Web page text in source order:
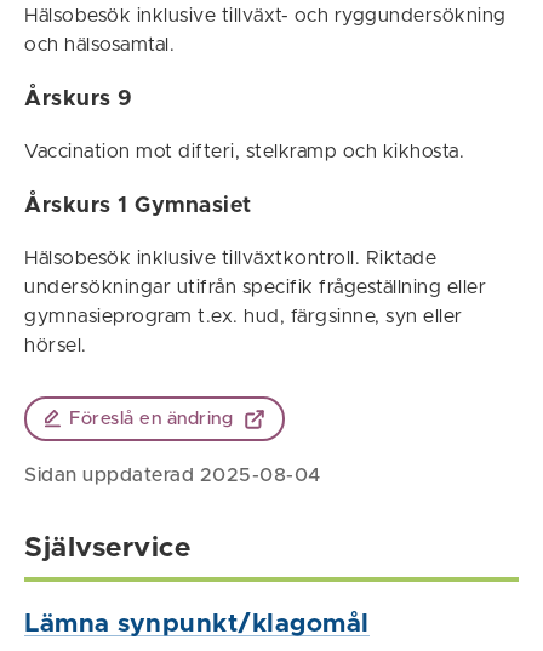
Hälsobesök inklusive tillväxt- och ryggundersökning
och hälsosamtal.
Årskurs 9
Vaccination mot difteri, stelkramp och kikhosta.
Årskurs 1 Gymnasiet
Hälsobesök inklusive tillväxtkontroll. Riktade
undersökningar utifrån specifik frågeställning eller
gymnasieprogram t.ex. hud, färgsinne, syn eller
hörsel.
Föreslå en ändring
Sidan uppdaterad 2025-08-04
Självservice
Lämna synpunkt/klagomål